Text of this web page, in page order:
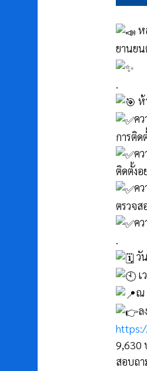
ห
ยานย
.
ห้
ค
การติ
ค
ติดตั้งอ
ค
ตรวจส
ค
.
วั
เ
ณ
ล
9,630
สอบถ